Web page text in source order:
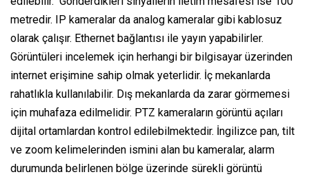
metredir. IP kameralar da analog kameralar gibi kablosuz
olarak çalışır. Ethernet bağlantısı ile yayın yapabilirler.
Görüntüleri incelemek için herhangi bir bilgisayar üzerinden
internet erişimine sahip olmak yeterlidir. İç mekanlarda
rahatlıkla kullanılabilir. Dış mekanlarda da zarar görmemesi
için muhafaza edilmelidir. PTZ kameraların görüntü açıları
dijital ortamlardan kontrol edilebilmektedir. İngilizce pan, tilt
ve zoom kelimelerinden ismini alan bu kameralar, alarm
durumunda belirlenen bölge üzerinde sürekli görüntü